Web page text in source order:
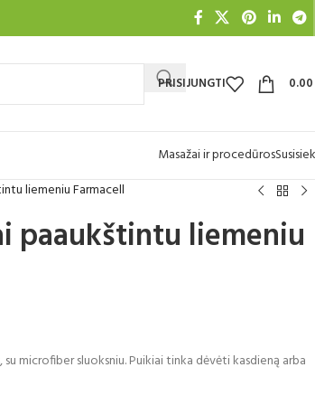
PRISIJUNGTI 0.00
Masažai ir procedūros
liemeniu Farmacell
liemeniu
microfiber sluoksniu. Puikiai tinka dėvėti kasdieną arba